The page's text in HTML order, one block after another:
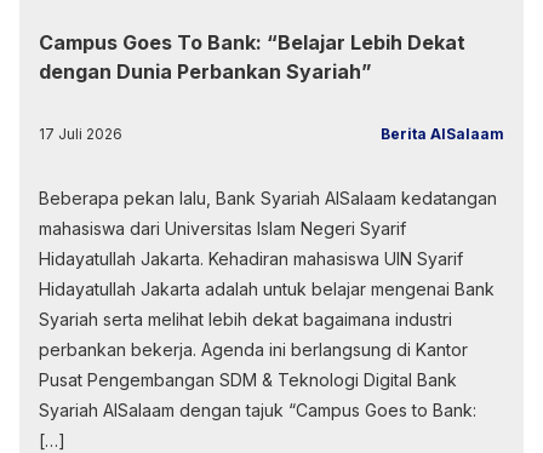
Campus Goes To Bank: “Belajar Lebih Dekat
dengan Dunia Perbankan Syariah”
17 Juli 2026 Berita AlSalaam
Beberapa pekan lalu, Bank Syariah AlSalaam kedatangan
mahasiswa dari Universitas Islam Negeri Syarif
Hidayatullah Jakarta. Kehadiran mahasiswa UIN Syarif
Hidayatullah Jakarta adalah untuk belajar mengenai Bank
Syariah serta melihat lebih dekat bagaimana industri
perbankan bekerja. Agenda ini berlangsung di Kantor
Pusat Pengembangan SDM & Teknologi Digital Bank
Syariah AlSalaam dengan tajuk “Campus Goes to Bank:
[…]